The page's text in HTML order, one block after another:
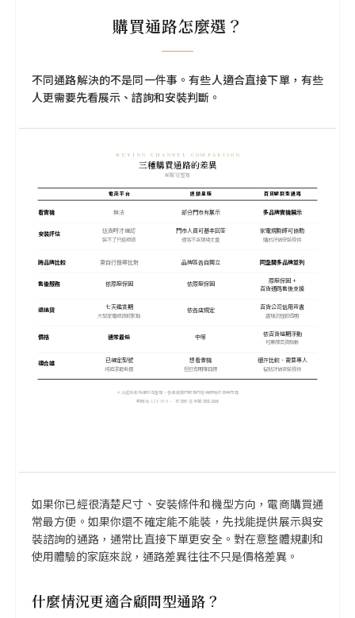
購買通路怎麼選？
不同通路解決的不是同一件事。有些人適合直接下單，有些
人更需要先看展示、諮詢和安裝判斷。
BUYING CHANNEL COMPARISON
三種購買通路的差異
集雅社整理
電商平台 連鎖量販 百貨顧問型通路
看實機 無法 部分門市有展示 多品牌實機展示
安裝評估
送貨時才確認
裝不了只能退貨
門市人員可基本回答
通常不含現場丈量
家電規劃師可協助
購前評估安裝條件
跨品牌比較 需自行搜尋比對 品牌區各自獨立 同空間多品牌並列
售後服務 依原廠保固 依原廠保固 原廠保固 +
百貨通路售後支援
退換貨 七天鑑賞期
大型家電退貨較繁瑣
依各店規定 百貨公司信用背書
處理流程較透明
價格 通常最低 中等 依百貨檔期浮動
可累積百貨點數
適合誰 已確定型號
純追求最低價
想看實機
但已有明確目標
還在比較、需要專人
協助評估安裝條件
＊上述比較為通則性整理，各通路實際服務內容與價格依個案而異
集雅社 GSEVEN — 百貨影音家電領導品牌
如果你已經很清楚尺寸、安裝條件和機型方向，電商購買通
常最方便。如果你還不確定能不能裝，先找能提供展示與安
裝諮詢的通路，通常比直接下單更安全。對在意整體規劃和
使用體驗的家庭來說，通路差異往往不只是價格差異。
什麼情況更適合顧問型通路？